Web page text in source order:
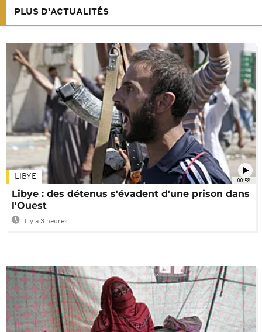
PLUS D'ACTUALITÉS
00:58
LIBYE
Libye : des détenus s'évadent d'une prison dans
l'Ouest
Il y a 3 heures